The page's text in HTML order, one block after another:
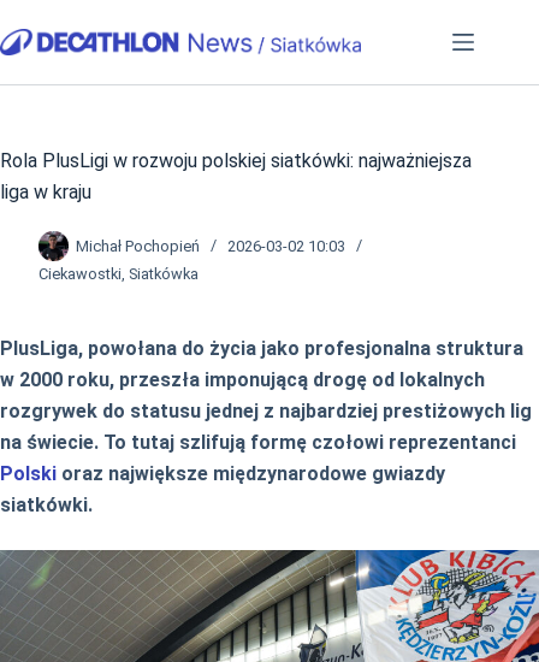
do
Rola PlusLigi w rozwoju polskiej siatkówki: najważniejsza
liga w kraju
Michał Pochopień
2026-03-02 10:03
Ciekawostki, Siatkówka
PlusLiga, powołana do życia jako profesjonalna struktura
w 2000 roku, przeszła imponującą drogę od lokalnych
rozgrywek do statusu jednej z najbardziej prestiżowych lig
na świecie. To tutaj szlifują formę czołowi reprezentanci
Polski oraz największe międzynarodowe gwiazdy
siatkówki.